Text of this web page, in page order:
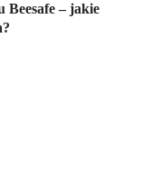
Beesafe – jakie